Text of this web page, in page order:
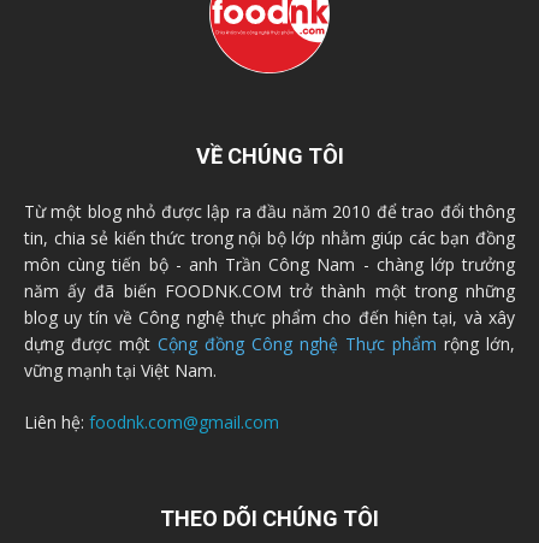
VỀ CHÚNG TÔI
Từ một blog nhỏ được lập ra đầu năm 2010 để trao đổi thông
tin, chia sẻ kiến thức trong nội bộ lớp nhằm giúp các bạn đồng
môn cùng tiến bộ - anh Trần Công Nam - chàng lớp trưởng
năm ấy đã biến FOODNK.COM trở thành một trong những
blog uy tín về Công nghệ thực phẩm cho đến hiện tại, và xây
dựng được một Cộng đồng Công nghệ Thực phẩm rộng lớn,
vững mạnh tại Việt Nam.
Liên hệ: foodnk.com@gmail.com
THEO DÕI CHÚNG TÔI